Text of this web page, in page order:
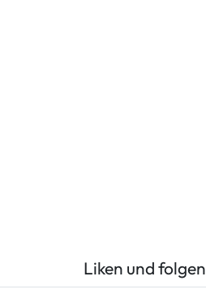
Liken und folgen